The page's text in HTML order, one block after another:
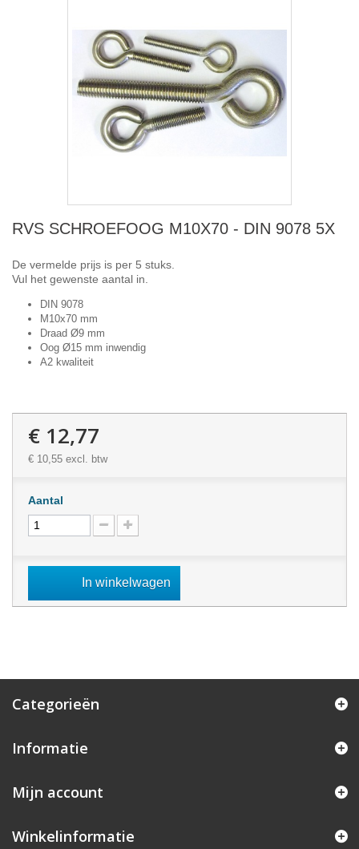
RVS SCHROEFOOG M10X70 - DIN 9078 5X
De vermelde prijs is per 5 stuks.
Vul het gewenste aantal in.
DIN 9078
M10x70 mm
Draad Ø9 mm
Oog Ø15 mm inwendig
A2 kwaliteit
€ 12,77
€ 10,55 excl. btw
Aantal
In winkelwagen
Categorieën
Informatie
Mijn account
Winkelinformatie